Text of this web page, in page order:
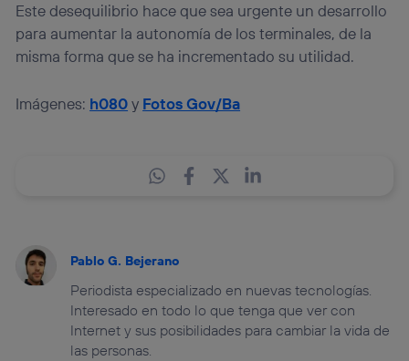
Este desequilibrio hace que sea urgente un desarrollo
para aumentar la autonomía de los terminales, de la
misma forma que se ha incrementado su utilidad.
Imágenes: h080y Fotos Gov/Ba
Pablo G. Bejerano
Periodista especializado en nuevas tecnologías.
Interesado en todo lo que tenga que ver con
Internet y sus posibilidades para cambiar la vida de
las personas.